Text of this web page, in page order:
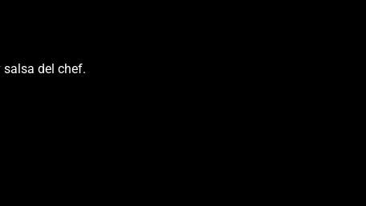
del chef.